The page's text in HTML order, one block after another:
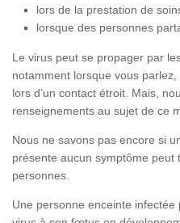
lors de la prestation de
lorsque des personnes
Le virus peut se propager par
notamment lorsque vous
lors d’un contact étroit. Mais,
renseignements au sujet de ce
Nous ne savons pas encore si
présente aucun symptôme peut
personnes.
Une personne enceinte